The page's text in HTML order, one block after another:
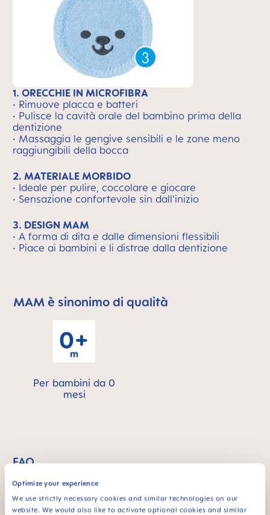
Optimize your experience
We use strictly necessary cookies and similar technologies on our
website. We would also like to activate optional cookies and similar
1. ORECCHIE IN MICROFIBRA
• Rimuove placca e batteri
• Pulisce la cavità orale del bambino prima della
dentizione
• Massaggia le gengive sensibili e le zone meno
raggiungibili della bocca
2. MATERIALE MORBIDO
• Ideale per pulire, coccolare e giocare
• Sensazione confortevole sin dall'inizio
3. DESIGN MAM
• A forma di dita e dalle dimensioni flessibili
• Piace ai bambini e li distrae dalla dentizione
Skip MAM Means Quality Icon Bar
MAM è sinonimo di qualità
Per bambini da 0
mesi
FAQ
Do MAM products contain plasticizers?